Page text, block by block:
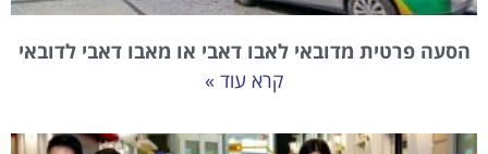
הסעה פרטית מדובאי לאבו דאבי או מאבו דאבי לדובאי
קרא עוד »